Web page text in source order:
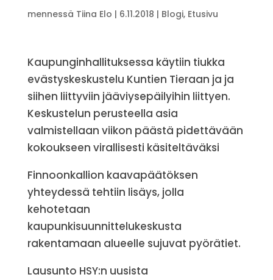
mennessä Tiina Elo | 6.11.2018 | Blogi, Etusivu
Kaupunginhallituksessa käytiin tiukka
evästyskeskustelu Kuntien Tieraan ja ja
siihen liittyviin jääviysepäilyihin liittyen.
Keskustelun perusteella asia
valmistellaan viikon päästä pidettävään
kokoukseen virallisesti käsiteltäväksi
Finnoonkallion kaavapäätöksen
yhteydessä tehtiin lisäys, jolla
kehotetaan
kaupunkisuunnittelukeskusta
rakentamaan alueelle sujuvat pyörätiet.
Lausunto HSY:n uusista